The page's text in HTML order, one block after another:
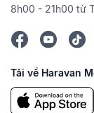
8h00 - 21h00 từ
Tải về Haravan